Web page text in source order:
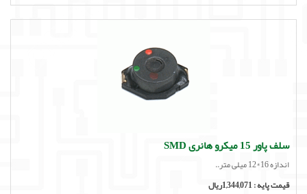
سلف پاور 15 میکرو هانری SMD
اندازه 16*12 میلی متر..
قیمت پایه :1,344,071ریال